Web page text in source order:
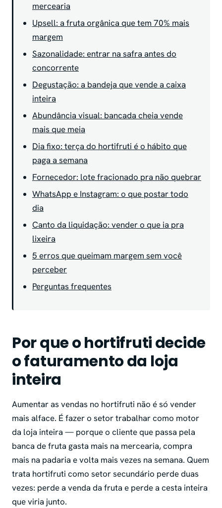
mercearia
Upsell: a fruta orgânica que tem 70% mais
margem
Sazonalidade: entrar na safra antes do
concorrente
Degustação: a bandeja que vende a caixa
inteira
Abundância visual: bancada cheia vende
mais que meia
Dia fixo: terça do hortifruti é o hábito que
paga a semana
Fornecedor: lote fracionado pra não quebrar
WhatsApp e Instagram: o que postar todo
dia
Canto da liquidação: vender o que ia pra
lixeira
5 erros que queimam margem sem você
perceber
Perguntas frequentes
Por que o hortifruti decide
o faturamento da loja
inteira
Aumentar as vendas no hortifruti não é só vender
mais alface. É fazer o setor trabalhar como motor
da loja inteira — porque o cliente que passa pela
banca de fruta gasta mais na mercearia, compra
mais na padaria e volta mais vezes na semana. Quem
trata hortifruti como setor secundário perde duas
vezes: perde a venda da fruta e perde a cesta inteira
que viria junto.